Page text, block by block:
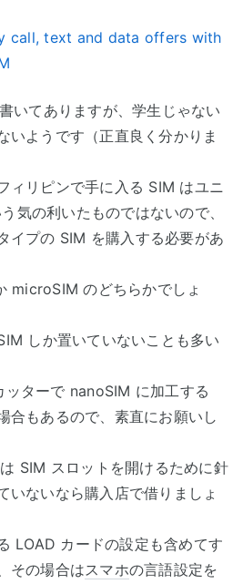
call, text and data offers with
いてありますが、学生じゃない
いようです（正直良く分かりま
ィリピンで手に入る SIM はユニ
気の利いたものではないので、
イプの SIM を購入する必要があ
microSIM のどちらかでしょ
しか置いていないことも多い
ッターで nanoSIM に加工する
合もあるので、素直にお願いし
SIM スロットを開けるために針
いないなら購入店で借りましょ
LOAD カードの設定も含めてす
その場合はスマホの言語設定を